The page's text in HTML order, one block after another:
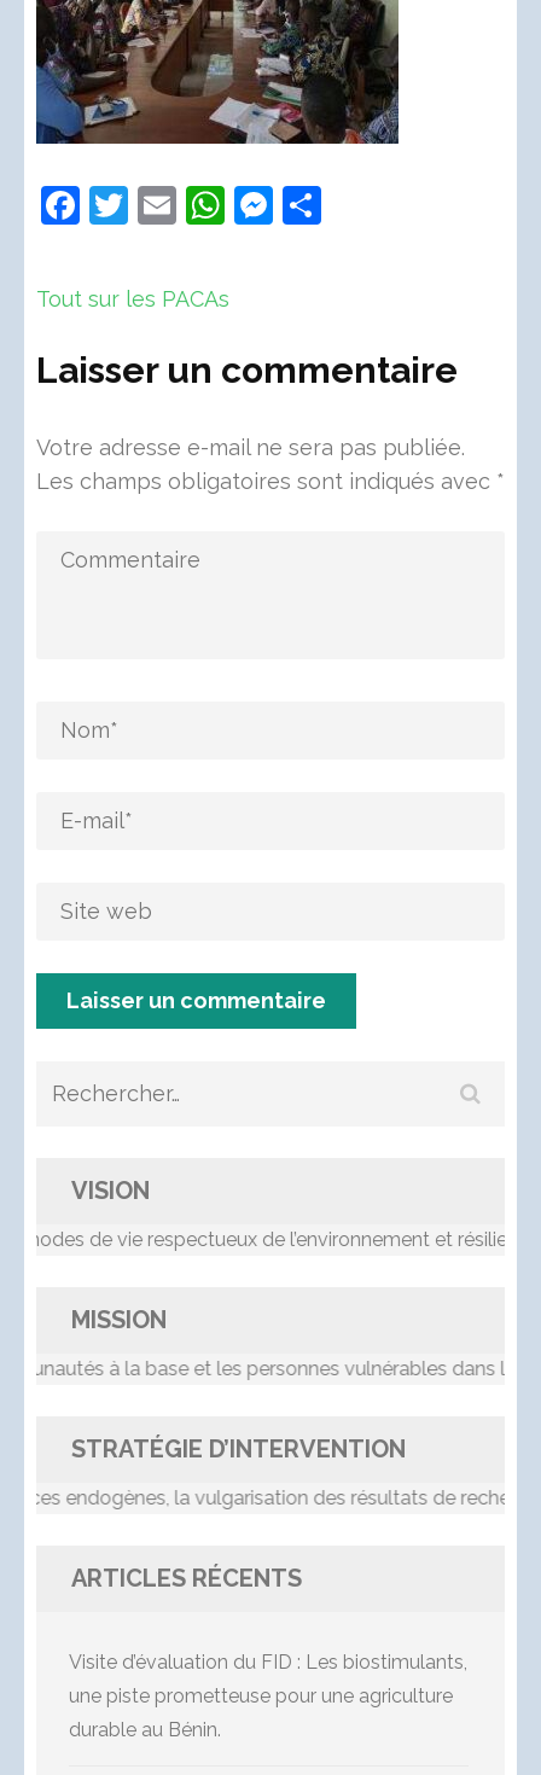
Facebook
Twitter
EmailWhatsApp
Messenger
Navigation
l’article
Tout sur les PACAs
Laisser un commentaire
Votre adresse e-mail ne sera pas publiée.
Les champs obligatoires sont indiqués avec *
Rechercher :
VISION
de vie respectueux de l’environnement et résilients
MISSION
à la base et les personnes vulnérables dans le
STRATÉGIE D’INTERVENTION
endogènes, la vulgarisation des résultats de recherche,
ARTICLES RÉCENTS
Visite d’évaluation du FID : Les biostimulants,
une piste prometteuse pour une agriculture
durable au Bénin.